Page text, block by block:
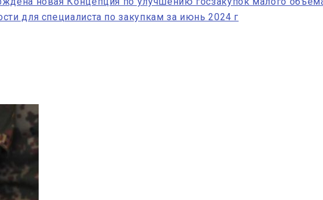
для специалиста по закупкам за июнь 2024 г